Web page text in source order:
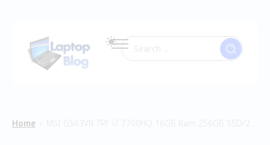
Home MSI GS63VR 7RF i7 7700HQ 16GB Ram 256GB SSD/2TB HDD